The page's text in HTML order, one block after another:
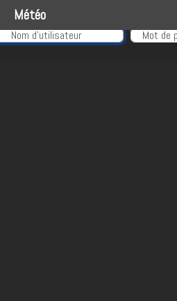
Nom d'utilisateur
Météo